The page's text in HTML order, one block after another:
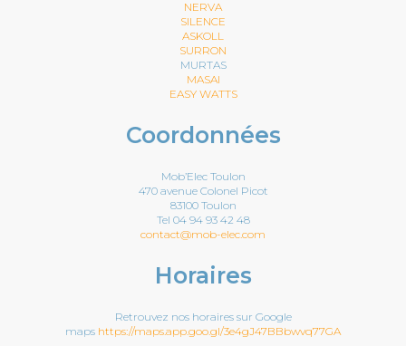
NERVA
SILENCE
ASKOLL
SURRON
MURTAS
MASAI
EASY WATTS
Coordonnées
Mob’Elec Toulon
470 avenue Colonel Picot
83100 Toulon
Tel 04 94 93 42 48
contact@mob-elec.com
Horaires
Retrouvez nos horaires sur Google
maps https://maps.app.goo.gl/3e4gJ47BBbwvq77GA